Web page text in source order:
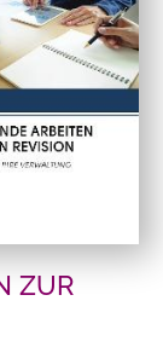
ZUR